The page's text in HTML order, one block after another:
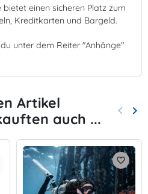
bietet einen sicheren Platz zum
Kreditkarten und Bargeld.
unter dem Reiter "Anhänge"
Artikel
auch ...
Zurück
keyboard_arrow_left keyboard_arrow_right
favorite_border